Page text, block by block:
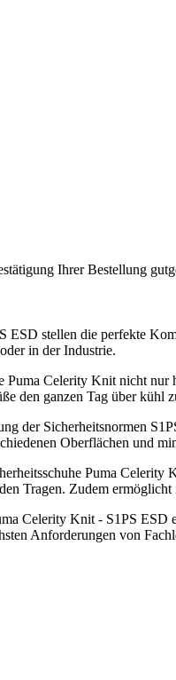
Ihrer Bestellung
ESD stellen die perfekte
in der Industrie.
Puma Celerity Knit nicht
den ganzen Tag über kühl
der Sicherheitsnormen
Oberflächen und
Puma
Tragen. Zudem
Celerity Knit - S1PS
Anforderungen von